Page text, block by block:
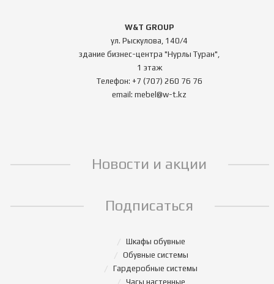
W&T GROUP
ул. Рыскулова, 140/4
здание бизнес-центра "Нурлы Туран",
1 этаж
Телефон: +7 (707) 260 76 76
email: mebel@w-t.kz
Новости и акции
Подписаться
Шкафы обувные
Обувные системы
Гардеробные системы
Часы настенные